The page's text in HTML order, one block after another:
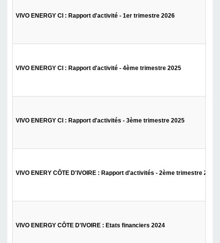
VIVO ENERGY CI : Rapport d'activité - 1er trimestre 2026
VIVO ENERGY CI : Rapport d'activité - 4ème trimestre 2025
VIVO ENERGY CI : Rapport d'activités - 3ème trimestre 2025
VIVO ENERY CÔTE D'IVOIRE : Rapport d'activités - 2ème trimestre 2025
VIVO ENERGY CÔTE D'IVOIRE : Etats financiers 2024